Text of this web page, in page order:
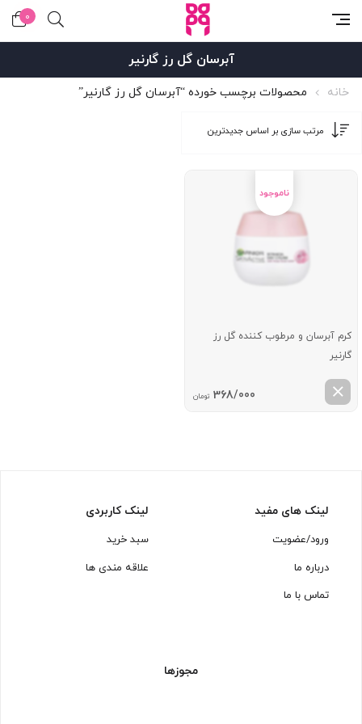
0
آبرسان گل رز گارنیر
خانه محصولات برچسب خورده “آبرسان گل رز گارنیر”
کرم آبرسان و مرطوب کننده گل رز
گارنیر
368/000 تومان
لینک های مفید
ورود/عضویت
درباره ما
تماس با ما
لینک کاربردی
سبد خرید
علاقه مندی ها
مجوزها